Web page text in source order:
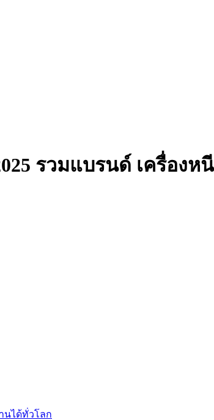
รวมแบรนด์ เครื่อง
นได้ทั่วโลก